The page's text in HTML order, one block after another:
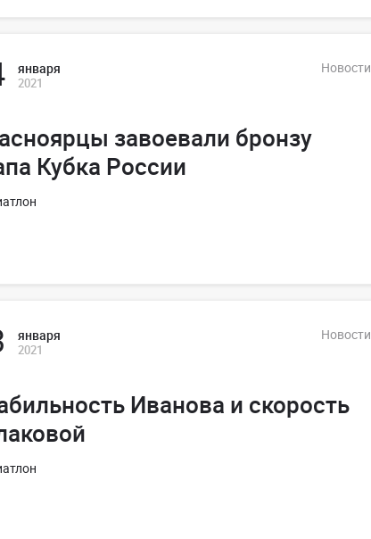
января
2021
Новости
завоевали бронзу
Кубка России
января
2021
Новости
Иванова и скорость